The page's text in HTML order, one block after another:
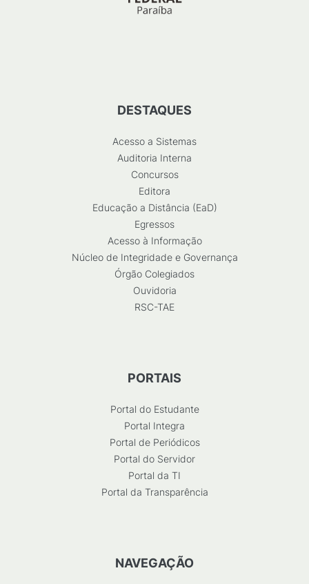
DESTAQUES
Acesso a Sistemas
Auditoria Interna
Concursos
Editora
Educação a Distância (EaD)
Egressos
Acesso à Informação
Núcleo de Integridade e Governança
Órgão Colegiados
Ouvidoria
RSC-TAE
PORTAIS
Portal do Estudante
Portal Integra
Portal de Periódicos
Portal do Servidor
Portal da TI
Portal da Transparência
NAVEGAÇÃO